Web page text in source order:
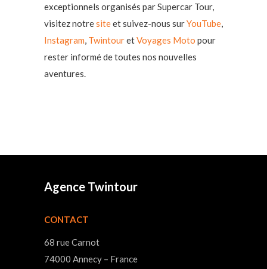
exceptionnels organisés par Supercar Tour,
visitez notresiteet suivez-nous surYouTube,
Instagram, TwintouretVoyages Moto pour
rester informé de toutes nos nouvelles
aventures.
Agence Twintour
CONTACT
68 rue Carnot
74000 Annecy – France